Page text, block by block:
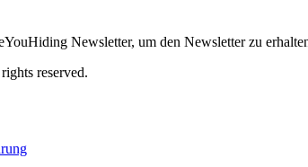
Newsletter, um den Newsletter zu
reserved.